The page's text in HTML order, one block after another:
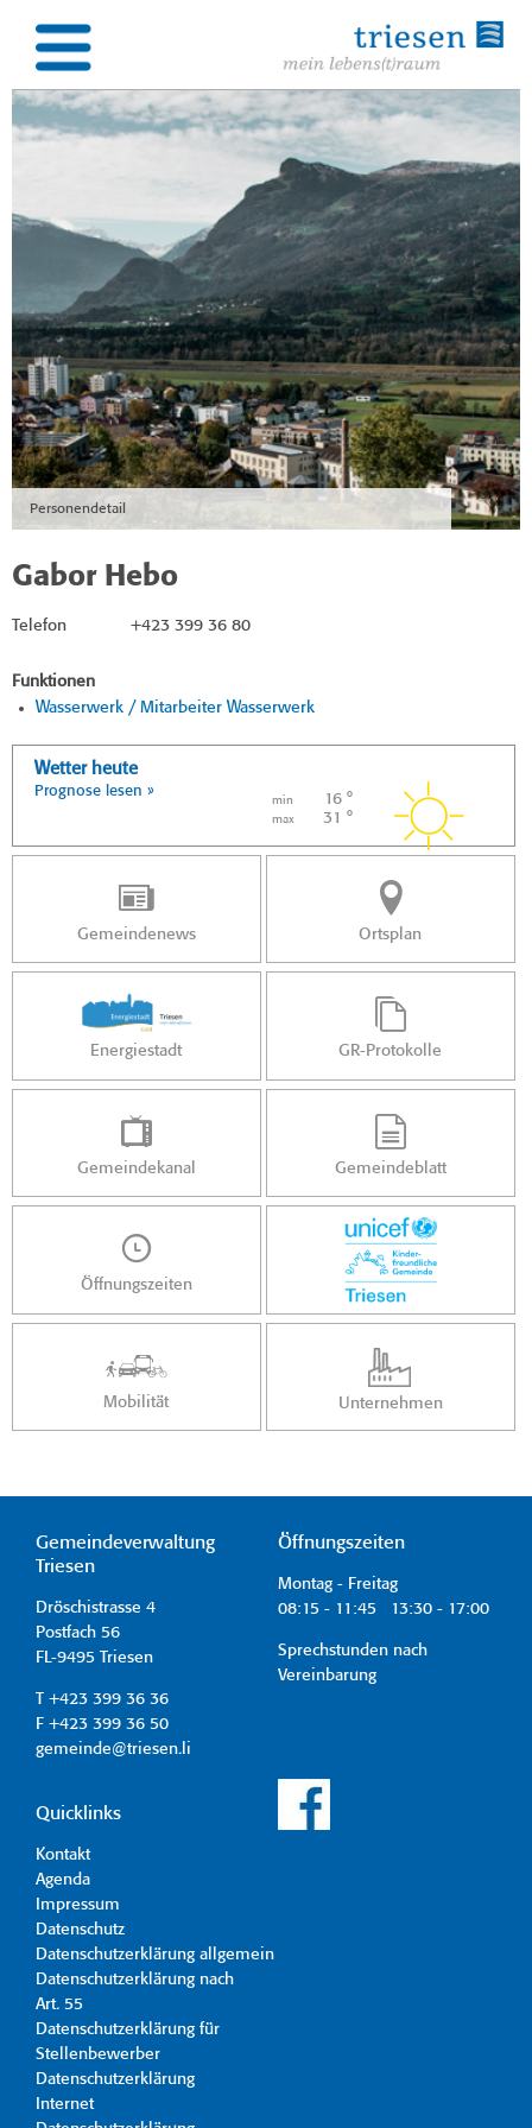
Personendetail
Gabor Hebo
Telefon +423 399 36 80
Funktionen
Wasserwerk / Mitarbeiter Wasserwerk
Wetter heute
Prognose lesen »
min 16 °
max 31 °
Gemeindenews Ortsplan
Energiestadt GR-Protokolle
Gemeindekanal Gemeindeblatt
Öffnungszeiten
Mobilität Unternehmen
Gemeindeverwaltung
Triesen
Dröschistrasse 4
Postfach 56
FL-9495 Triesen
T +423 399 36 36
F +423 399 36 50
gemeinde@triesen.li
Öffnungszeiten
Montag - Freitag
08:15 - 11:45 13:30 - 17:00
Sprechstunden nach
Vereinbarung
Quicklinks
Kontakt
Agenda
Impressum
Datenschutz
Datenschutzerklärung allgemein
Datenschutzerklärung nach
Art. 55
Datenschutzerklärung für
Stellenbewerber
Datenschutzerklärung
Internet